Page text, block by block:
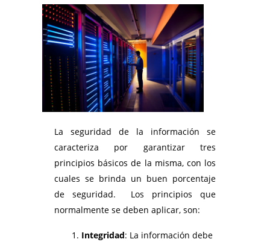
La seguridad de la información se
caracteriza por garantizar tres
principios básicos de la misma, con los
cuales se brinda un buen porcentaje
de seguridad. Los principios que
normalmente se deben aplicar, son:
Integridad: La información debe